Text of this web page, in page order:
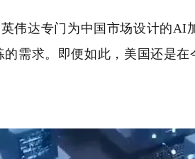
伟达专门为中国市场设计的AI
的需求。即便如此，美国还是